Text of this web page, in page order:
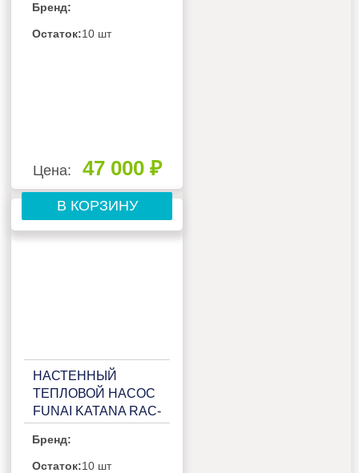
Бренд:
Остаток:10 шт
Цена: 47 000 ₽
В КОРЗИНУ
НАСТЕННЫЙ
ТЕПЛОВОЙ НАСОС
FUNAI KATANA RAC-
KT35HP.D01H
Бренд:
Остаток:10 шт